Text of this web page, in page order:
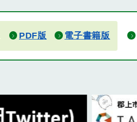
PDF版 電子書籍版